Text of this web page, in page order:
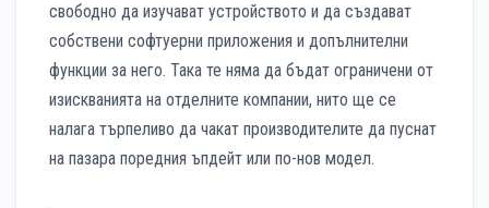
свободно да изучават устройството и да създават
собствени софтуерни приложения и допълнителни
функции за него. Така те няма да бъдат ограничени от
изискванията на отделните компании, нито ще се
налага търпеливо да чакат производителите да пуснат
на пазара поредния ъпдейт или по-нов модел.